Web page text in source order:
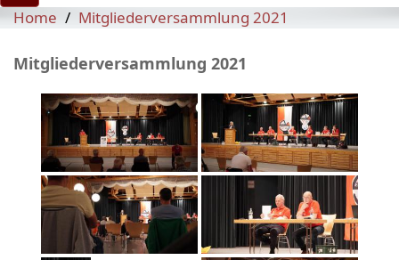
Home Mitgliederversammlung 2021
Mitgliederversammlung 2021